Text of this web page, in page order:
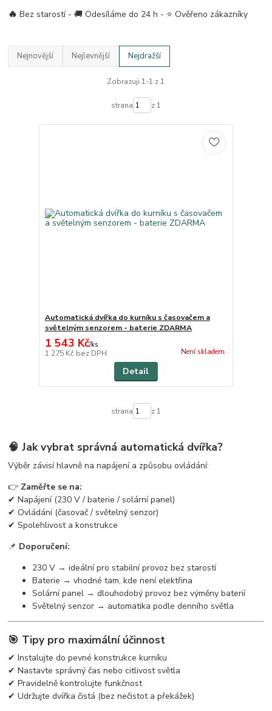
🔥 Bez starostí - 🚚 Odesíláme do 24 h - ⭐ Ověřeno zákazníky
Nejnovější Nejlevnější Nejdražší
Zobrazuji 1-1 z 1
strana z 1
Automatická dvířka do kurníku s časovačem a
světelným senzorem - baterie ZDARMA
1 543 Kč/ks
1 275 Kč bez DPH Není skladem
Detail
strana z 1
🧠 Jak vybrat správná automatická dvířka?
Výběr závisí hlavně na napájení a způsobu ovládání:
👉 Zaměřte se na:
✔ Napájení (230 V / baterie / solární panel)
✔ Ovládání (časovač / světelný senzor)
✔ Spolehlivost a konstrukce
📌 Doporučení:
230 V → ideální pro stabilní provoz bez starostí
Baterie → vhodné tam, kde není elektřina
Solární panel → dlouhodobý provoz bez výměny baterií
Světelný senzor → automatika podle denního světla
🎯 Tipy pro maximální účinnost
✔ Instalujte do pevné konstrukce kurníku
✔ Nastavte správný čas nebo citlivost světla
✔ Pravidelně kontrolujte funkčnost
✔ Udržujte dvířka čistá (bez nečistot a překážek)